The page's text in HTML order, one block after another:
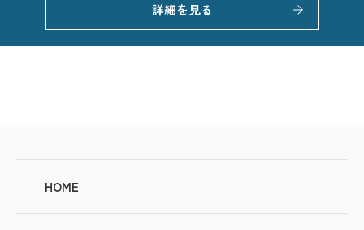
詳細を見る
HOME